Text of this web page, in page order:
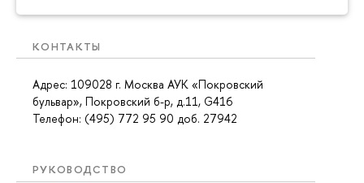
КОНТАКТЫ
Адрес: 109028 г. Москва АУК «Покровский
бульвар», Покровский б-р, д.11, G416
Телефон: (495) 772 95 90 доб. 27942
РУКОВОДСТВО